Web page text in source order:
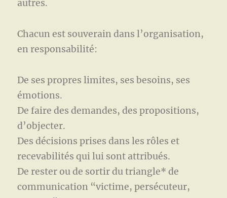
autres.
Chacun est souverain dans l’organisation,
en responsabilité:
De ses propres limites, ses besoins, ses
émotions.
De faire des demandes, des propositions,
d’objecter.
Des décisions prises dans les rôles et
recevabilités qui lui sont attribués.
De rester ou de sortir du triangle* de
communication “victime, persécuteur,